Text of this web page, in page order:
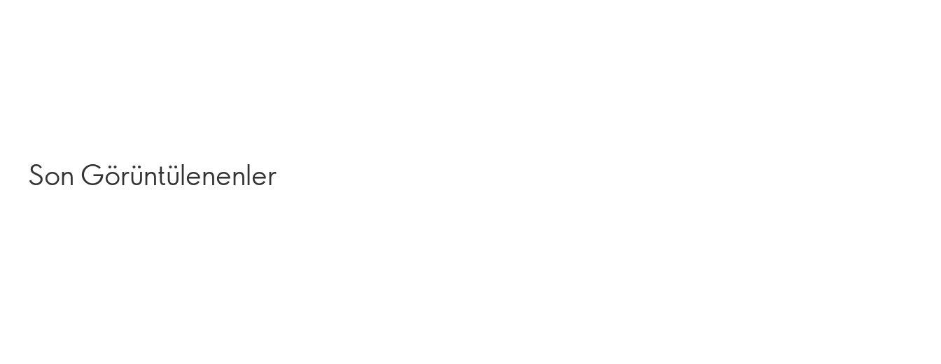
Son Görüntülenenler